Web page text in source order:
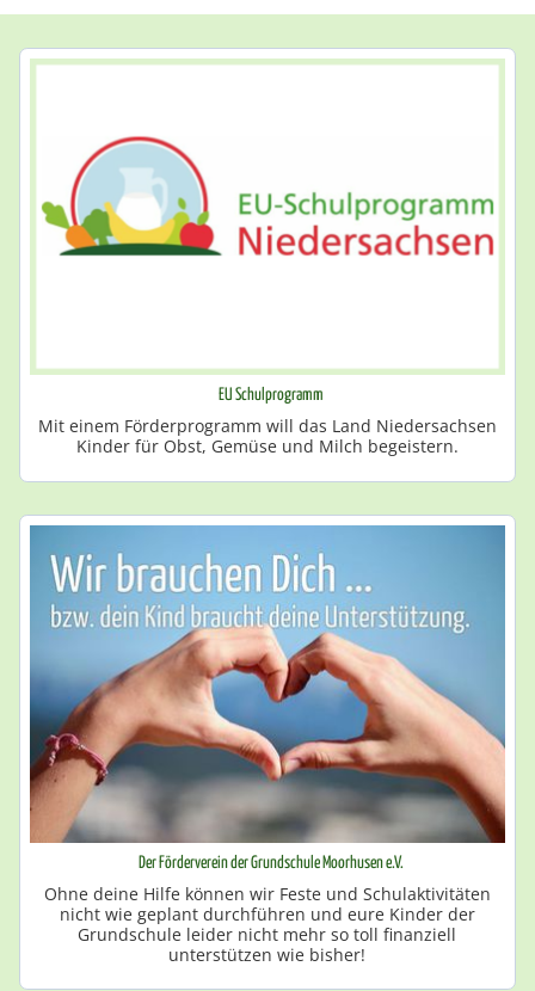
EU Schulprogramm
Mit einem Förderprogramm will das Land Niedersachsen
Kinder für Obst, Gemüse und Milch begeistern.
Der Förderverein der Grundschule Moorhusen e.V.
Ohne deine Hilfe können wir Feste und Schulaktivitäten
nicht wie geplant durchführen und eure Kinder der
Grundschule leider nicht mehr so toll finanziell
unterstützen wie bisher!